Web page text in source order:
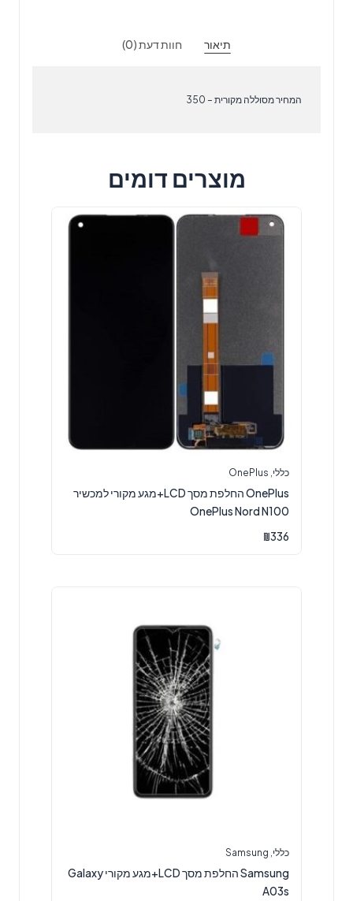
תיאור חוות דעת (0)
המחיר מסוללה מקורית – 350
מוצרים דומים
כללי OnePlus
OnePlus החלפת מסך LCD+מגע מקורי למכשיר
OnePlus Nord N100
₪336
כללי Samsung
Samsung החלפת מסך LCD+מגע מקורי Galaxy
A03s